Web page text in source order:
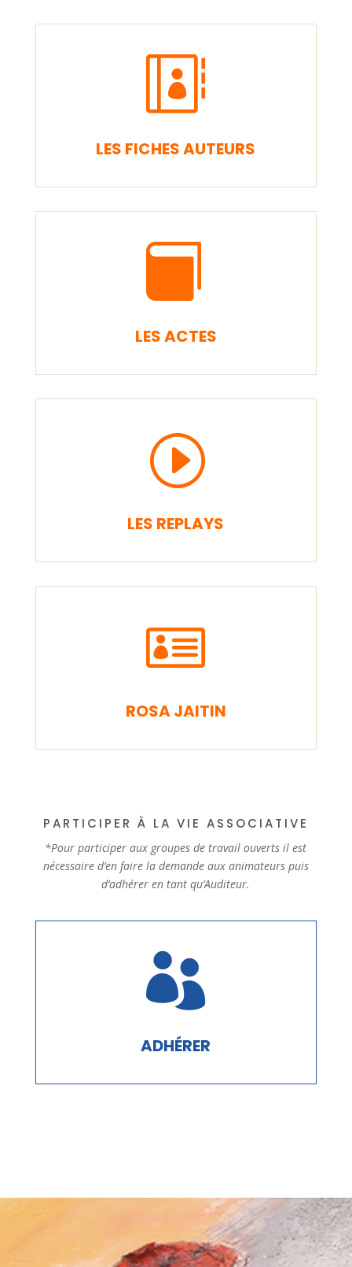

LES FICHES AUTEURS

LES ACTES
I
LES REPLAYS

ROSA JAITIN
PARTICIPER À LA VIE ASSOCIATIVE
*Pour participer aux groupes de travail ouverts il est
nécessaire d’en faire la demande aux animateurs puis
d’adhérer en tant qu’Auditeur.

ADHÉRER